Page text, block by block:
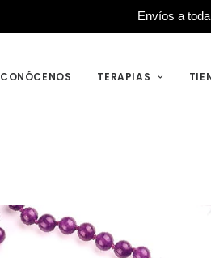
Envíos a
CONÓCENOS TERAPIAS